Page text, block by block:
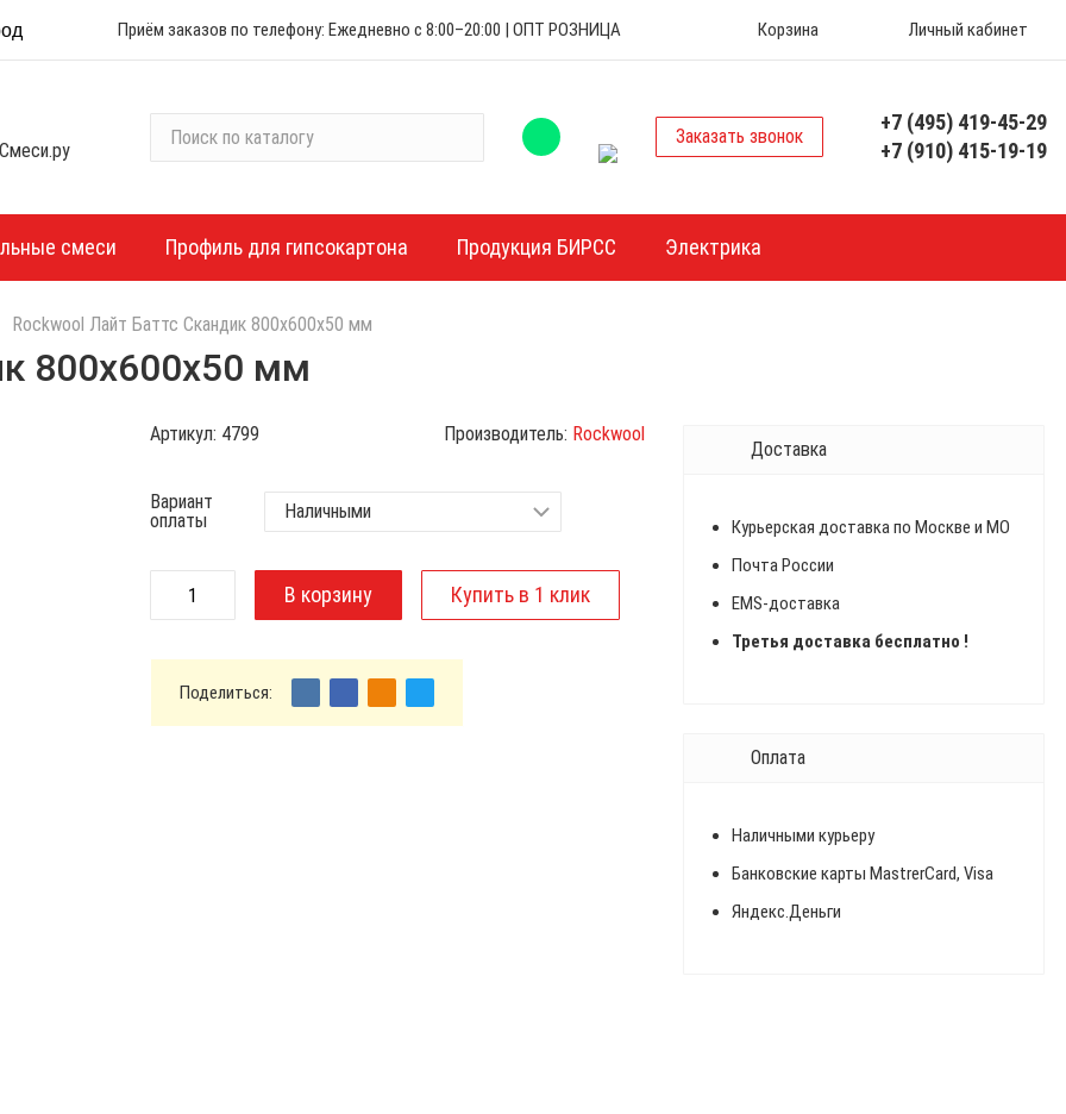
Приём заказов по телефону: Ежедневно с 8:00–20:00 | ОПТ РОЗНИЦА Корзина Личный кабинет
с
к
а
т
л
г
у
Заказать звонок
+7 (495) 419-45-29
+7 (910) 415-19-19
смеси Профиль для гипсокартона Продукция БИРСС Электрика
Rockwool Лайт Баттс Скандик 800х600х50 мм
800х600х50 мм
Артикул: 4799 Производитель: Rockwool
Вариант
оплаты
Поделиться:
Доставка
Курьерская доставка по Москве и МО
Почта России
EMS-доставка
Третья доставка бесплатно !
Оплата
Наличными курьеру
Банковские карты MastrerCard, Visa
Яндекс.Деньги